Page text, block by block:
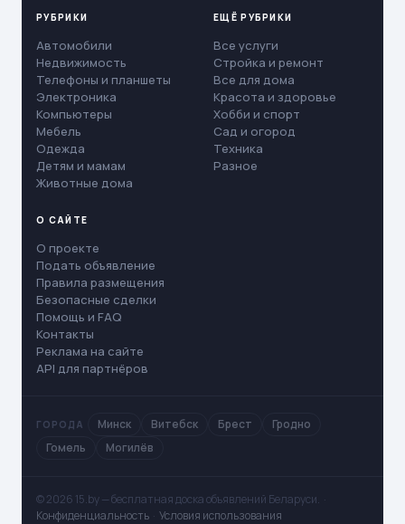
РУБРИКИ
Автомобили
Недвижимость
Телефоны и планшеты
Электроника
Компьютеры
Мебель
Одежда
Детям и мамам
Животные дома
ЕЩЁ РУБРИКИ
Все услуги
Стройка и ремонт
Все для дома
Красота и здоровье
Хобби и спорт
Сад и огород
Техника
Разное
О САЙТЕ
О проекте
Подать объявление
Правила размещения
Безопасные сделки
Помощь и FAQ
Контакты
Реклама на сайте
API для партнёров
ГОРОДА Минск Витебск Брест
Гродно
Гомель
Могилёв
© 2026 15.by — бесплатная доска объявлений Беларуси. ·
Конфиденциальность · Условия использования